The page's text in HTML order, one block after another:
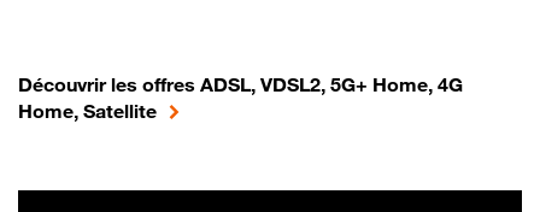
Découvrir les offres ADSL, VDSL2, 5G+ Home, 4G
Home, Satellite